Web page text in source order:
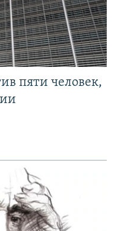
пяти человек,